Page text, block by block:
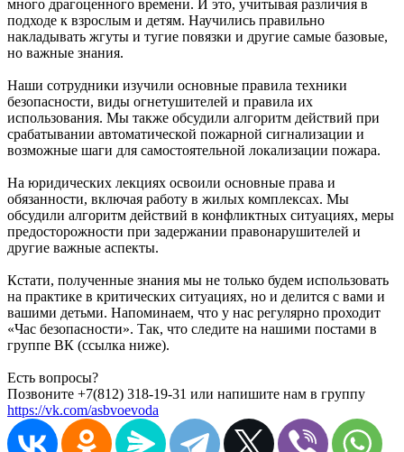
много драгоценного времени. И это, учитывая различия в
подходе к взрослым и детям. Научились правильно
накладывать жгуты и тугие повязки и другие самые базовые,
но важные знания.
Наши сотрудники изучили основные правила техники
безопасности, виды огнетушителей и правила их
использования. Мы также обсудили алгоритм действий при
срабатывании автоматической пожарной сигнализации и
возможные шаги для самостоятельной локализации пожара.
На юридических лекциях освоили основные права и
обязанности, включая работу в жилых комплексах. Мы
обсудили алгоритм действий в конфликтных ситуациях, меры
предосторожности при задержании правонарушителей и
другие важные аспекты.
Кстати, полученные знания мы не только будем использовать
на практике в критических ситуациях, но и делится с вами и
вашими детьми. Напоминаем, что у нас регулярно проходит
«Час безопасности». Так, что следите на нашими постами в
группе ВК (ссылка ниже).
Есть вопросы?
Позвоните +7(812) 318-19-31 или напишите нам в группу
https://vk.com/asbvoevoda